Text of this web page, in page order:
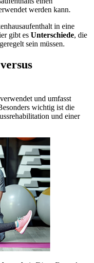
werden kann.
in eine
gibt es Unterschiede, die
sein müssen.
und umfasst
wichtig ist die
und einer